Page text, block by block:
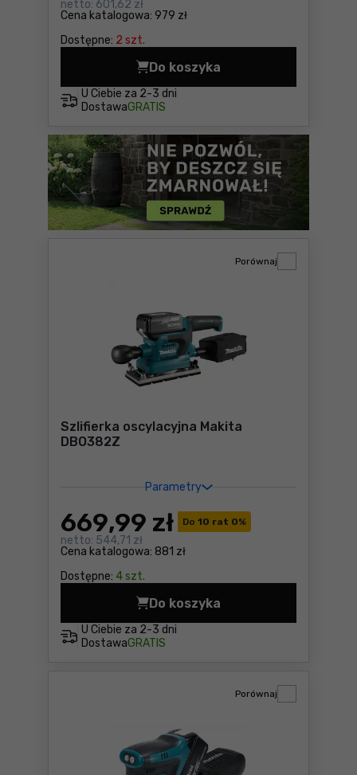
Cena katalogowa: 979 zł
netto: 601,62 zł
Dostępne: 2 szt.
U Ciebie za 2-3 dni
DostawaGRATIS
Do koszyka
Szlifierka oscylacyjna
Szlifierka oscylacyjna Makita
DBO382Z
Parametry
Do 10 rat 0%
Cena katalogowa: 881 zł
669,99 zł
netto: 544,71 zł
Dostępne: 4 szt.
Porównaj
U Ciebie za 2-3 dni
DostawaGRATIS
Do koszyka
Szlifierka oscylacyjna
Porównaj